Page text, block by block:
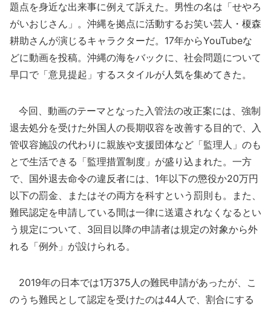
題点を身近な出来事に例えて訴えた。男性の名は「せやろ
がいおじさん」。沖縄を拠点に活動するお笑い芸人・榎森
耕助さんが演じるキャラクターだ。17年からYouTubeな
どに動画を投稿。沖縄の海をバックに、社会問題について
早口で「意見提起」するスタイルが人気を集めてきた。
今回、動画のテーマとなった入管法の改正案には、強制
退去処分を受けた外国人の長期収容を改善する目的で、入
管収容施設の代わりに親族や支援団体など「監理人」のも
とで生活できる「監理措置制度」が盛り込まれた。一方
で、国外退去命令の違反者には、1年以下の懲役か20万円
以下の罰金、またはその両方を科すという罰則も。また、
難民認定を申請している間は一律に送還されなくなるとい
う規定について、3回目以降の申請者は規定の対象から外
れる「例外」が設けられる。
2019年の日本では1万375人の難民申請があったが、こ
のうち難民として認定を受けたのは44人で、割合にする